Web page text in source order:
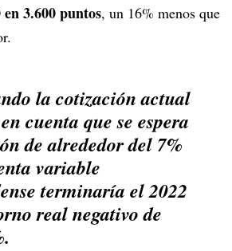
3.600 puntos, un 16% menos que
la cotización actual
cuenta que se espera
de alrededor del 7%
variable
terminaría el 2022
real negativo de